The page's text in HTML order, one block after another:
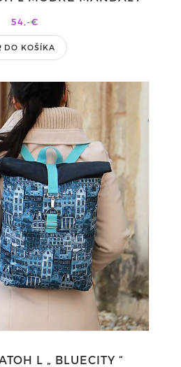
54,-€
DO KOŠÍKA
L „ BLUECITY “